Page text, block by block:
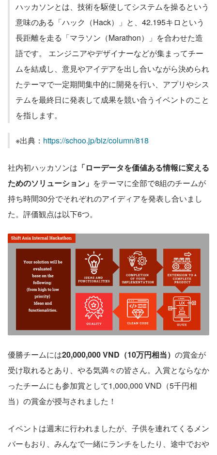
ハッカソンとは、技術を駆使してシステムを操るという
意味のある「ハック（Hack）」と、42.195キロという
長距離を走る「マラソン（Marathon）」を合わせた造
語です。 エンジニアやデザイナーなどが集まってチー
ムを結成し、意見やアイデアを出し合いながら決められ
たテーマで一定期間集中的に開発を行い、アプリやシス
テムを最終日に発表して成果を競い合うイベントのこと
を指します。
※出典： https://schoo.jp/biz/column/818
社内初ハッカソンは 「ローデータを価値ある情報に変える
ためのソリューション」 をテーマに全部で8組のチームが
持ち時間30分でそれぞれのアイディアを発表し合いまし
た。評価観点は以下6つ。
優勝チームには20,000,000 VND（10万円相当） の賞金が
受け取れるとあり、やる気満々の皆さん。入賞とならなか
ったチームにも参加賞として1,000,000 VND（5千円相
当）の賞金が授与されました！
イベントは週末に行われましたが、子供を連れてくるメン
バーもおり、みんなで一緒にランチをしたり、途中でおや